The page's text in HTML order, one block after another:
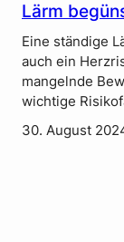
Lärm
Eine ständige
auch ein
mangelnde
wichtige
30. August